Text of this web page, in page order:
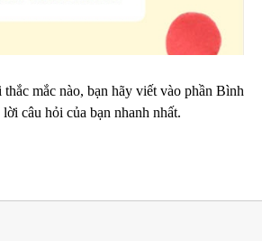
mắc nào, bạn hãy viết vào phần Bình
câu hỏi của bạn nhanh nhất.